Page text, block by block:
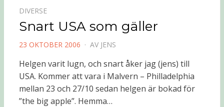
DIVERSE
Snart USA som gäller
PUBLICERAD
23 OKTOBER 2006 AV JENS
Helgen varit lugn, och snart åker jag (jens) till
USA. Kommer att vara i Malvern – Philladelphia
mellan 23 och 27/10 sedan helgen är bokad för
”the big apple”. Hemma…